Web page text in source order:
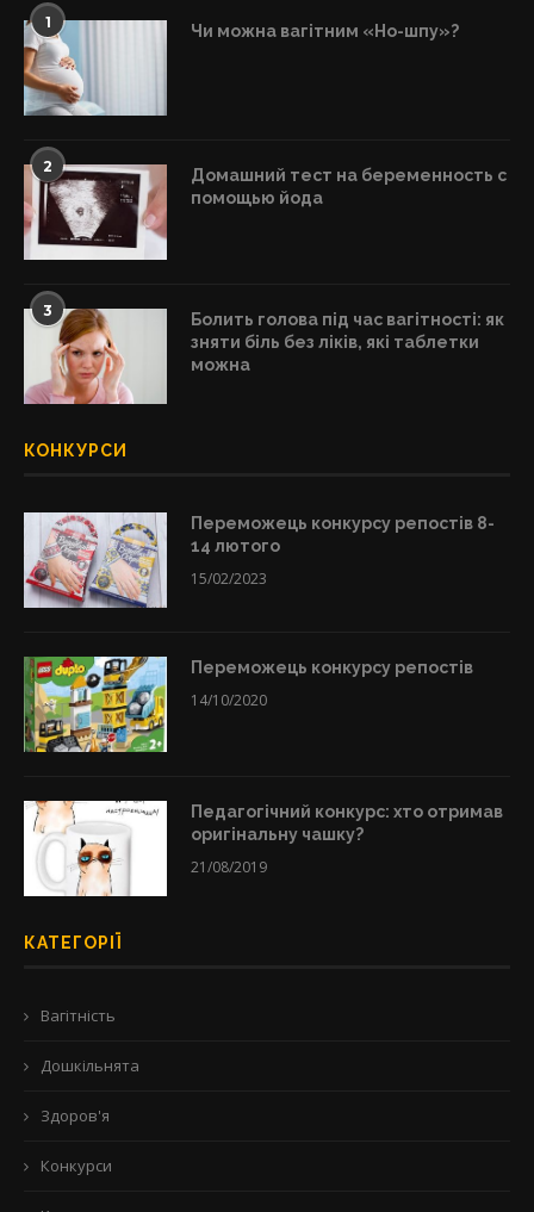
1 Чи можна вагітним «Но-шпу»?
2
Домашний тест на беременность с
помощью йода
3
Болить голова під час вагітності: як
зняти біль без ліків, які таблетки
можна
КОНКУРСИ
Переможець конкурсу репостів 8-
14 лютого
15/02/2023
Переможець конкурсу репостів
14/10/2020
Педагогічний конкурс: хто отримав
оригінальну чашку?
21/08/2019
КАТЕГОРІЇ
Вагітність
Дошкільнята
Здоров'я
Конкурси